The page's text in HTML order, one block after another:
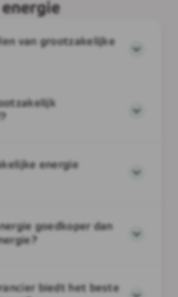
van grootzakelijke
energie
goedkoper dan
biedt het beste